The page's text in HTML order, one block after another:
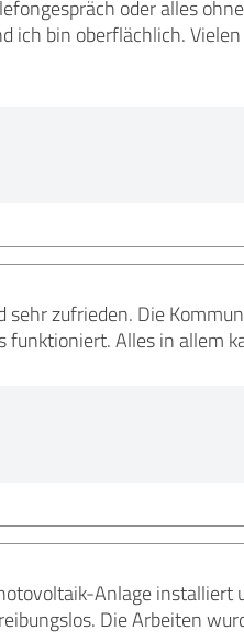
oder alles
bin oberflächlich.
zufrieden. Die
Alles in allem
Anlage installiert
Die Arbeiten